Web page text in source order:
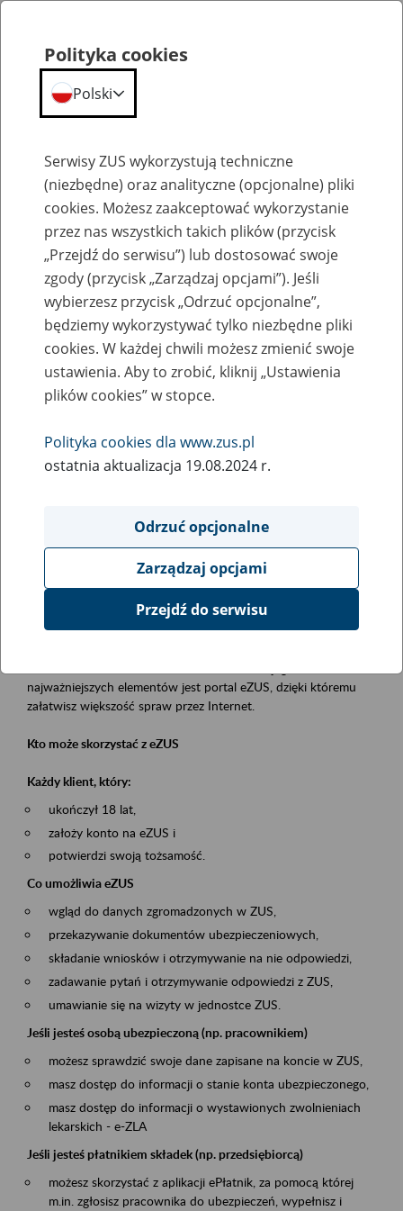
Szkolenia
Zaproś ZUS do siebie - zakładanie profili
eZUS w siedzibie Twojej firmy
Rodzaj wydarzenia
Szkolenia
Obszar merytoryczny
obsługa klientów
Opis wydarzenia
Platforma Usług Elektronicznych eZUS
najważniejszych elementów jest portal eZUS, dzięki któremu
załatwisz większość spraw przez Internet.
Kto może skorzystać z eZUS
Każdy klient, który:
ukończył 18 lat,
założy konto na eZUS i
potwierdzi swoją tożsamość.
Co umożliwia eZUS
wgląd do danych zgromadzonych w ZUS,
przekazywanie dokumentów ubezpieczeniowych,
składanie wniosków i otrzymywanie na nie odpowiedzi,
zadawanie pytań i otrzymywanie odpowiedzi z ZUS,
umawianie się na wizyty w jednostce ZUS.
Jeśli jesteś osobą ubezpieczoną (np. pracownikiem)
możesz sprawdzić swoje dane zapisane na koncie w ZUS,
masz dostęp do informacji o stanie konta ubezpieczonego,
masz dostęp do informacji o wystawionych zwolnieniach
lekarskich - e-ZLA
Jeśli jesteś płatnikiem składek (np. przedsiębiorcą)
możesz skorzystać z aplikacji ePłatnik, za pomocą której
m.in. zgłosisz pracownika do ubezpieczeń, wypełnisz i
Polityka cookies
Polski
Serwisy ZUS wykorzystują techniczne
(niezbędne) oraz analityczne (opcjonalne) pliki
cookies. Możesz zaakceptować wykorzystanie
przez nas wszystkich takich plików (przycisk
„Przejdź do serwisu”) lub dostosować swoje
zgody (przycisk „Zarządzaj opcjami”). Jeśli
wybierzesz przycisk „Odrzuć opcjonalne”,
będziemy wykorzystywać tylko niezbędne pliki
cookies. W każdej chwili możesz zmienić swoje
ustawienia. Aby to zrobić, kliknij „Ustawienia
plików cookies” w stopce.
Polityka cookies dla www.zus.pl
ostatnia aktualizacja 19.08.2024 r.
Odrzuć opcjonalne
Zarządzaj opcjami
Przejdź do serwisu